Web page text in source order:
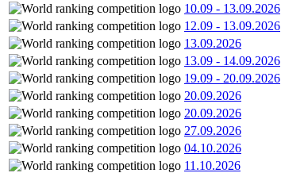
10.09 - 13.09.2026
12.09 - 13.09.2026
13.09.2026
13.09 - 14.09.2026
19.09 - 20.09.2026
20.09.2026
20.09.2026
27.09.2026
04.10.2026
11.10.2026